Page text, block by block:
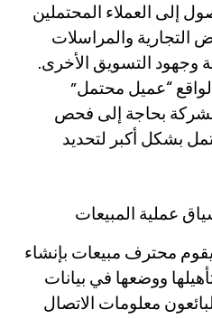
إلى العملاء المحتملين
التجارية والمراسلات
وجهود التسويق الأخرى.
“عميل محتمل”
بحاجة إلى فحص
بشكل أكبر لتحديد
عملية المبيعات
يقوم محترف مبيعات بإنشاء
ووضعها في بيانات
معلومات الاتصال